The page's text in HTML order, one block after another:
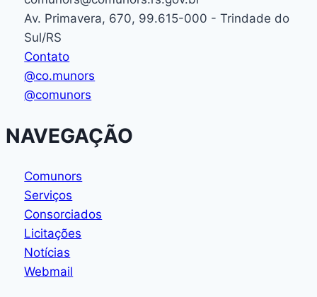
Av. Primavera, 670, 99.615-000 - Trindade do
Sul/RS
Contato
@co.munors
@comunors
NAVEGAÇÃO
Comunors
Serviços
Consorciados
Licitações
Notícias
Webmail